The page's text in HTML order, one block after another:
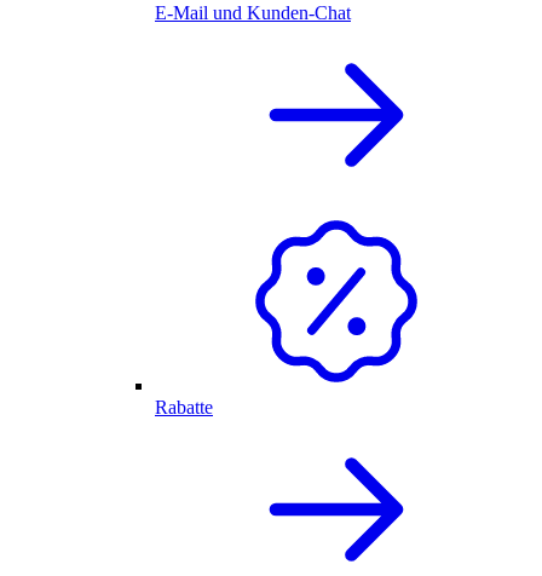
E-Mail und Kunden-Chat
Rabatte